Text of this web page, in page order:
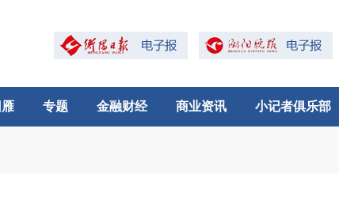
雁 专题 金融财经 商业资讯 小记者俱乐部